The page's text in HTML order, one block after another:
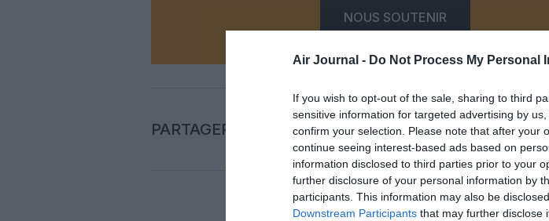
Air Journal - Do Not Process My Personal
If you wish to opt-out of the sale, sharing to third
sensitive information for targeted advertising by
confirm your selection. Please note that after your
continue seeing interest-based ads based on
information disclosed to third parties prior to your
further disclosure of your personal information by
participants. This information may also be
Downstream Participants that may further disclose
NOUS SOUTENIR
PARTAGER L'ARTICLE
FacebookTwitterPinterest